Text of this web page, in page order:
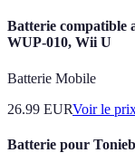
Batterie compatible
WUP-010, Wii U
Batterie Mobile
26.99 EURVoir le
Batterie pour